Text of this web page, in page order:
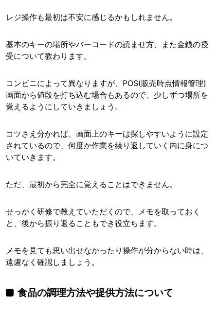
レジ操作も最初は不安に感じるかもしれません。
基本のキーの場所やバーコードの読ませ方、また金銭の授
受について教わります。
コンビニによって異なりますが、POS(販売時点情報管理)
画面から値段を打ち込む場合もあるので、少しずつ場所を
覚えるようにしていきましょう。
コツさえ分かれば、画面上のキーは探しやすいように設定
されているので、何度か作業を繰り返していく内に身につ
いていきます。
ただ、最初から完全に覚えることはできません。
せっかく研修で教えていただくので、メモを取っておく
と、後から振り返ることもでき役立ちます。
メモを見ても思い出せなかったり操作が分からない時は、
遠慮なく確認しましょう。
食品の調理方法や提供方法について